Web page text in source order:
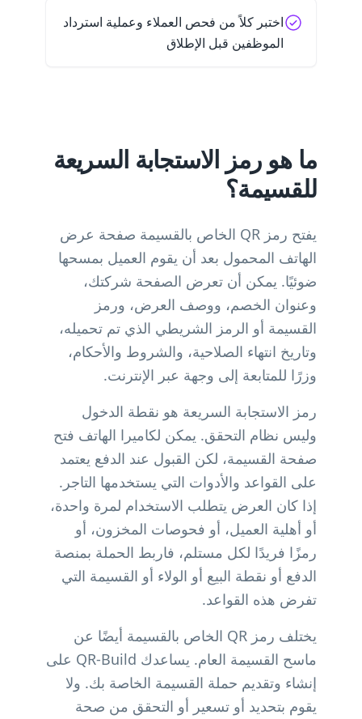
اختبر كلاً من فحص العملاء وعملية استرداد
الموظفين قبل الإطلاق
ما هو رمز الاستجابة السريعة
للقسيمة؟
يفتح رمز QR الخاص بالقسيمة صفحة عرض
الهاتف المحمول بعد أن يقوم العميل بمسحها
ضوئيًا. يمكن أن تعرض الصفحة شركتك،
وعنوان الخصم، ووصف العرض، ورمز
القسيمة أو الرمز الشريطي الذي تم تحميله،
وتاريخ انتهاء الصلاحية، والشروط والأحكام،
وزرًا للمتابعة إلى وجهة عبر الإنترنت.
رمز الاستجابة السريعة هو نقطة الدخول
وليس نظام التحقق. يمكن لكاميرا الهاتف فتح
صفحة القسيمة، لكن القبول عند الدفع يعتمد
على القواعد والأدوات التي يستخدمها التاجر.
إذا كان العرض يتطلب الاستخدام لمرة واحدة،
أو أهلية العميل، أو فحوصات المخزون، أو
رمزًا فريدًا لكل مستلم، فاربط الحملة بمنصة
الدفع أو نقطة البيع أو الولاء أو القسيمة التي
تفرض هذه القواعد.
يختلف رمز QR الخاص بالقسيمة أيضًا عن
ماسح القسيمة العام. يساعدك QR-Build على
إنشاء وتقديم حملة القسيمة الخاصة بك. ولا
يقوم بتحديد أو تسعير أو التحقق من صحة